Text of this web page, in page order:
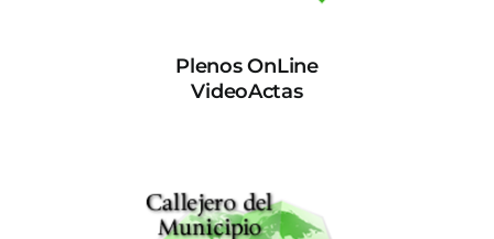
Plenos OnLine
VideoActas